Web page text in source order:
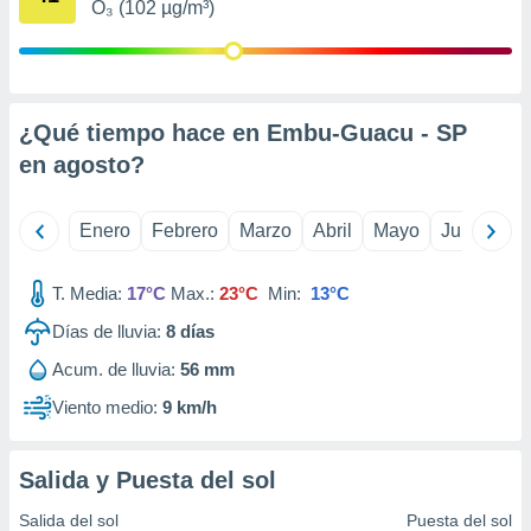
su
en
de
datos
O₃ (102 µg/m³)
¿Qué tiempo hace en Embu-Guacu - SP
en agosto?
Enero Febrero Marzo Abril Mayo Junio
T. Media: 17°C Max.: 23°C Min: 13°C
Días de lluvia: 8 días
Acum. de lluvia: 56 mm
Viento medio: 9 km/h
Salida y Puesta del sol
Salida del sol Puesta del sol